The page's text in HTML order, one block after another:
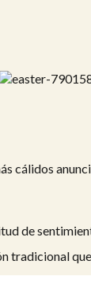
cálidos
de
tradicional